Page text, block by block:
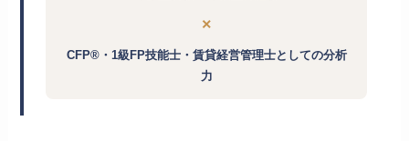
×
CFP®・1級FP技能士・賃貸経営管理士としての分析
力